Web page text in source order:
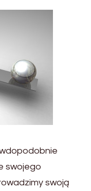
swojego
swoją